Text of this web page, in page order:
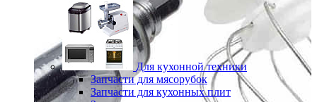
Для кухонной техники
Запчасти для мясорубок
Запчасти для кухонных плит